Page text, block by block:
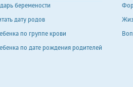
беремености
дату родов
по группе крови
по дате рождения родителей